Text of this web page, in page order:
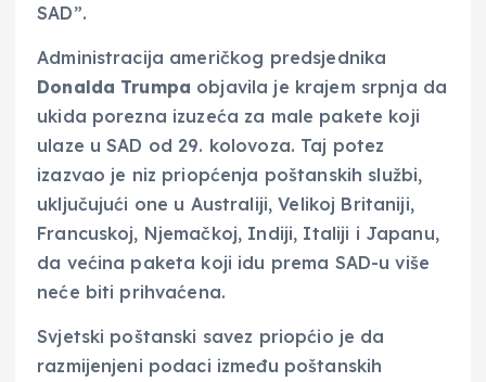
SAD”.
Administracija američkog predsjednika
Donalda Trumpa objavila je krajem srpnja da
ukida porezna izuzeća za male pakete koji
ulaze u SAD od 29. kolovoza. Taj potez
izazvao je niz priopćenja poštanskih službi,
uključujući one u Australiji, Velikoj Britaniji,
Francuskoj, Njemačkoj, Indiji, Italiji i Japanu,
da većina paketa koji idu prema SAD-u više
neće biti prihvaćena.
Svjetski poštanski savez priopćio je da
razmijenjeni podaci između poštanskih